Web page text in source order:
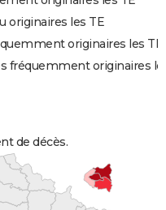
originaires les TE
originaires les TE
fréquemment originaires
de décès.